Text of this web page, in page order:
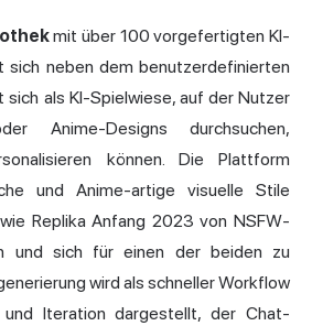
mit über 100 vorgefertigten KI-
sich neben dem benutzerdefinierten
sich als KI-Spielwiese, auf der Nutzer
Anime-Designs durchsuchen,
können. Die Plattform
und Anime-artige visuelle Stile
Replika Anfang 2023 von NSFW-
und sich für einen der beiden zu
wird als schneller Workflow
und Iteration dargestellt, der Chat-